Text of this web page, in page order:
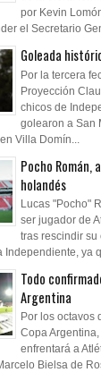
por Kevin
el Secretario
Goleada
Por la tercera
Proyección
chicos de
golearon a San
Villa Domín...
Pocho Román,
holandés
Lucas "Pocho"
ser jugador de
tras rescindir su
Independiente, ya
Todo
Argentina
Por los octavos
Copa
enfrentará a
Bielsa de